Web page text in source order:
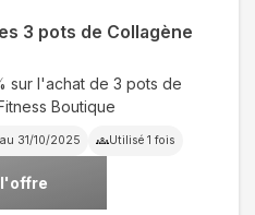
3 pots de Collagène
sur l'achat de 3 pots de
Boutique
31/10/2025 Utilisé 1 fois